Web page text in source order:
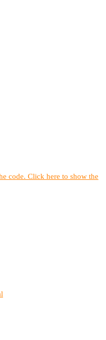
code. Click here to show the